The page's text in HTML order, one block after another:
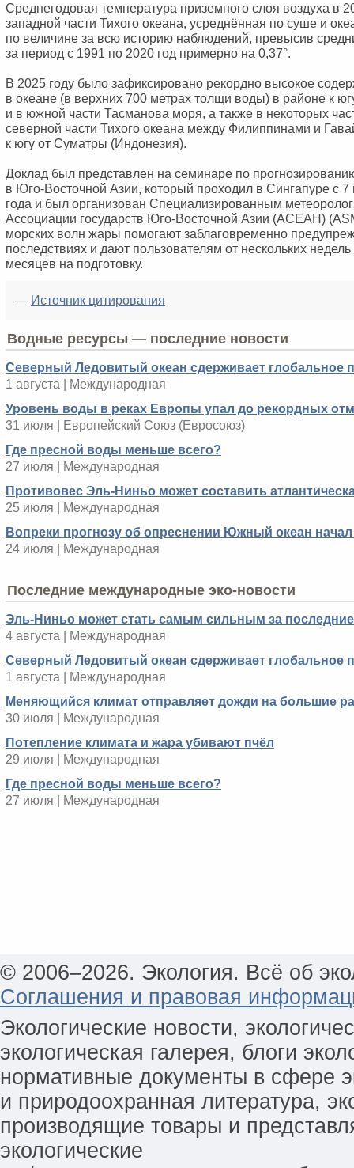
Среднегодовая температура приземного слоя воздуха в
западной части Тихого океана, усреднённая по суше и
по величине за всю историю наблюдений, превысив
за период с 1991 по 2020 год примерно на 0,37°.
В 2025 году было зафиксировано рекордно высокое
в океане (в верхних 700 метрах толщи воды) в районе к
и в южной части Тасманова моря, а также в некоторых
северной части Тихого океана между Филиппинами и
к югу от Суматры (Индонезия).
Доклад был представлен на семинаре по
в Юго-Восточной Азии, который проходил в Сингапуре с
года и был организован Специализированным
Ассоциации государств Юго-Восточной Азии (АСЕАН)
морских волн жары помогают заблаговременно
последствиях и дают пользователям от нескольких недель
месяцев на подготовку.
— Источник цитирования
Водные ресурсы — последние новости
Северный Ледовитый океан сдерживает глобальное
1 августа | Международная
Уровень воды в реках Европы упал до рекордных
31 июля | Европейский Cоюз (Евросоюз)
Где пресной воды меньше всего?
27 июля | Международная
Противовес Эль-Ниньо может составить
25 июля | Международная
Вопреки прогнозу об опреснении Южный океан
24 июля | Международная
Последние международные эко-новости
Эль-Ниньо может стать самым сильным за последние
4 августа | Международная
Северный Ледовитый океан сдерживает глобальное
1 августа | Международная
Меняющийся климат отправляет дожди на большие
30 июля | Международная
Потепление климата и жара убивают пчёл
29 июля | Международная
Где пресной воды меньше всего?
27 июля | Международная
© 2006–2026. Экология. Всё об
Соглашения и правовая
Экологические новости,
экологическая галерея, блоги
нормативные документы в сфере
и природоохранная литература,
производящие товары и
экологические